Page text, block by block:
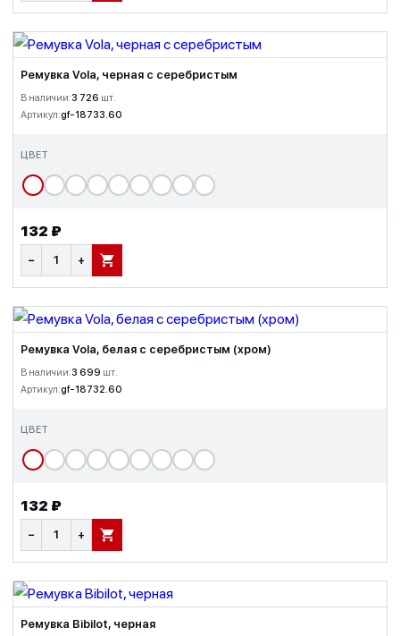
Ремувка Vola, черная с серебристым
В наличии:3 726 шт.
Артикул:gf-18733.60
ЦВЕТ
132 ₽
− + В КОРЗИНУ
Ремувка Vola, белая с серебристым (хром)
В наличии:3 699 шт.
Артикул:gf-18732.60
ЦВЕТ
132 ₽
− + В КОРЗИНУ
Ремувка Bibilot, черная